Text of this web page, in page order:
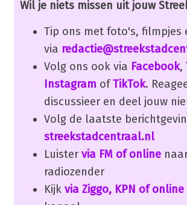
Wil je niets missen uit jouw
Tip ons met foto's, filmpjes
via
Volg ons ook via Facebook,
Instagram ofTikTok.
discussieer en deel jouw
Volg de laatste
streekstadcentraal.nl
Luister via FM of online
radiozender
Kijk via Ziggo, KPN of online